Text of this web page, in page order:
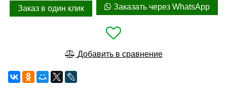
Заказ в один клик Заказать через WhatsApp
Добавить в сравнение